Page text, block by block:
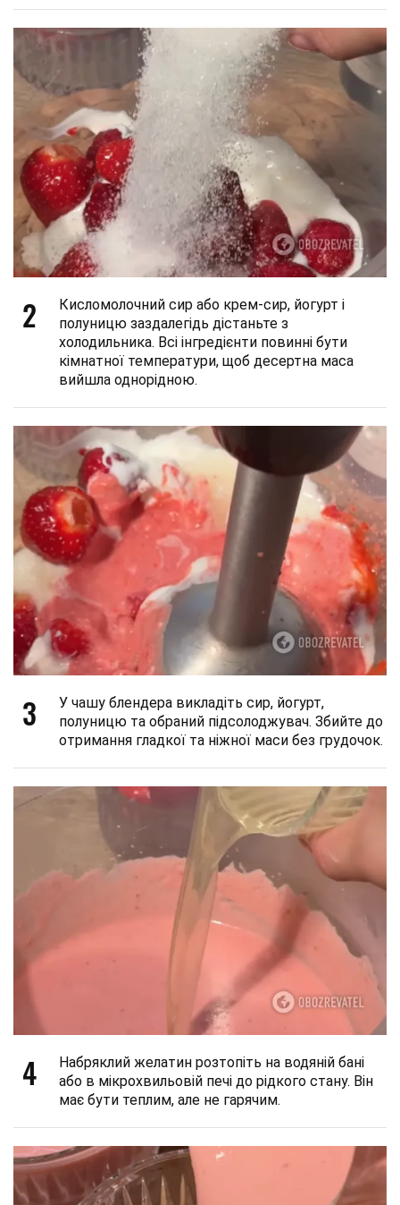
2
Кисломолочний сир або крем-сир, йогурт і
полуницю заздалегідь дістаньте з
холодильника. Всі інгредієнти повинні бути
кімнатної температури, щоб десертна маса
вийшла однорідною.
3
У чашу блендера викладіть сир, йогурт,
полуницю та обраний підсолоджувач. Збийте до
отримання гладкої та ніжної маси без грудочок.
4
Набряклий желатин розтопіть на водяній бані
або в мікрохвильовій печі до рідкого стану. Він
має бути теплим, але не гарячим.